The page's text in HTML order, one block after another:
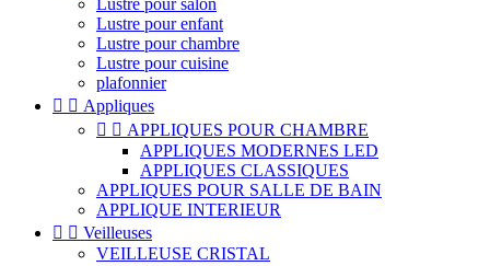
Lustre pour salon
Lustre pour enfant
Lustre pour chambre
Lustre pour cuisine
plafonnier
  Appliques
  APPLIQUES POUR CHAMBRE
APPLIQUES MODERNES LED
APPLIQUES CLASSIQUES
APPLIQUES POUR SALLE DE BAIN
APPLIQUE INTERIEUR
  Veilleuses
VEILLEUSE CRISTAL